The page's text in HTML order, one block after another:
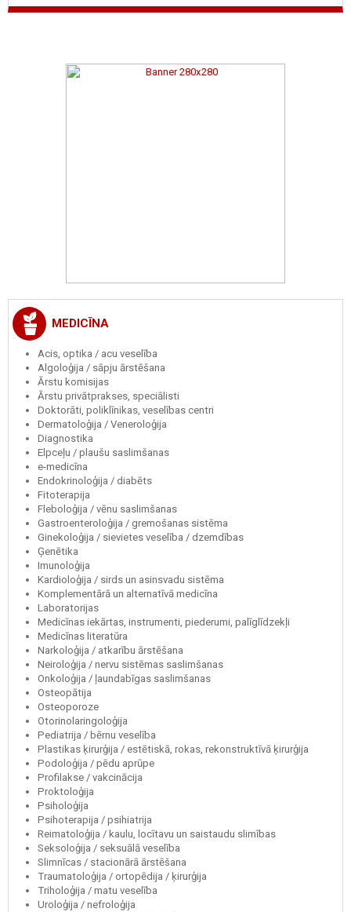
MEDICĪNA
Acis, optika / acu veselība
Algoloģija / sāpju ārstēšana
Ārstu komisijas
Ārstu privātprakses, speciālisti
Doktorāti, poliklīnikas, veselības centri
Dermatoloģija / Veneroloģija
Diagnostika
Elpceļu / plaušu saslimšanas
e-medicīna
Endokrinoloģija / diabēts
Fitoterapija
Fleboloģija / vēnu saslimšanas
Gastroenteroloģija / gremošanas sistēma
Ginekoloģija / sievietes veselība / dzemdības
Ģenētika
Imunoloģija
Kardioloģija / sirds un asinsvadu sistēma
Komplementārā un alternatīvā medicīna
Laboratorijas
Medicīnas iekārtas, instrumenti, piederumi, palīglīdzekļi
Medicīnas literatūra
Narkoloģija / atkarību ārstēšana
Neiroloģija / nervu sistēmas saslimšanas
Onkoloģija / ļaundabīgas saslimšanas
Osteopātija
Osteoporoze
Otorinolaringoloģija
Pediatrija / bērnu veselība
Plastikas ķirurģija / estētiskā, rokas, rekonstruktīvā ķirurģija
Podoloģija / pēdu aprūpe
Profilakse / vakcinācija
Proktoloģija
Psiholoģija
Psihoterapija / psihiatrija
Reimatoloģija / kaulu, locītavu un saistaudu slimības
Seksoloģija / seksuālā veselība
Slimnīcas / stacionārā ārstēšana
Traumatoloģija / ortopēdija / ķirurģija
Triholoģija / matu veselība
Uroloģija / nefroloģija